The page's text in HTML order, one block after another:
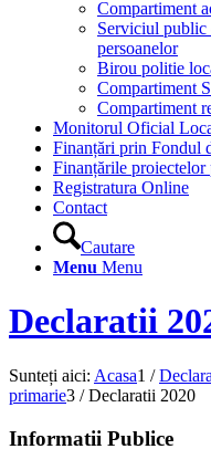
Compartiment
Serviciul public
persoanelor
Birou politie
Compartiment
Compartiment
Monitorul Oficial
Finanțări prin Fondul
Finanțările
Registratura Online
Contact
Cautare
Menu Menu
Declaratii
Sunteți aici: Acasa1 /
primarie3 / Declaratii 2020
Informatii Publice